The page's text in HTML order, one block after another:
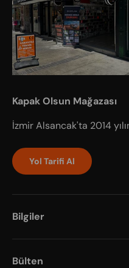
Kapak Olsun Mağazası
İzmir Alsancak'ta 2014
Yol Tarifi Al
Bilgiler
Bülten